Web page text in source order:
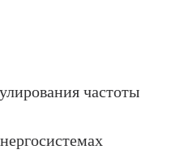
частоты